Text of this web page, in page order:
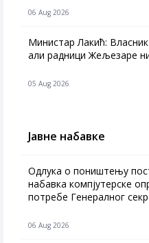
06 Aug 2026
Министар Лакић:
али радници Жељезаре
05 Aug 2026
Јавне набавке
Одлука о поништењу
набавка компјутерске
потребе Генералног
06 Aug 2026